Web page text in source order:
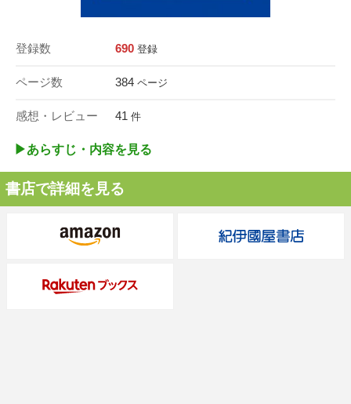
登録数 690 登録
ページ数 384 ページ
感想・レビュー 41 件
▶︎あらすじ・内容を見る
書店で詳細を見る